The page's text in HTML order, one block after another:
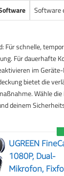
Software
Für schnelle,
Für dauerhafte
im
bietet die
Wähle die
deinem
UGREEN
1080P, Dual-
Mikrofon,